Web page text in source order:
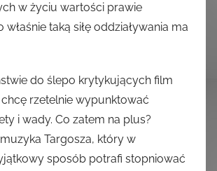
w życiu wartości prawie
właśnie taką siłę oddziaływania ma
do ślepo krytykujących film
rzetelnie wypunktować
i wady. Co zatem na plus?
Targosza, który w
sposób potrafi stopniować